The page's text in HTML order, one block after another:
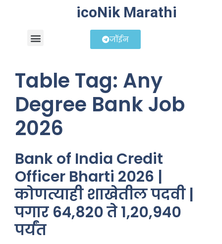
icoNik Marathi
जॉईन
Table Tag: Any
Degree Bank Job
2026
Bank of India Credit
Officer Bharti 2026 |
कोणत्याही शाखेतील पदवी |
पगार 64,820 ते 1,20,940
पर्यंत